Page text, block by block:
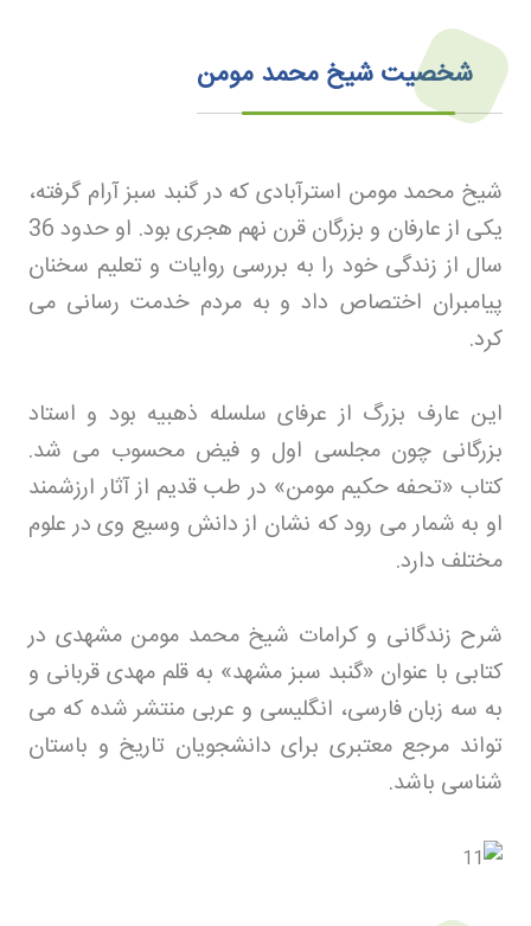
شخصیت شیخ محمد مومن
شیخ محمد مومن استرآبادی که در گنبد سبز آرام گرفته،
یکی از عارفان و بزرگان قرن نهم هجری بود. او حدود 36
سال از زندگی خود را به بررسی روایات و تعلیم سخنان
پیامبران اختصاص داد و به مردم خدمت رسانی می
کرد.
این عارف بزرگ از عرفای سلسله ذهبیه بود و استاد
بزرگانی چون مجلسی اول و فیض محسوب می شد.
کتاب «تحفه حکیم مومن» در طب قدیم از آثار ارزشمند
او به شمار می رود که نشان از دانش وسیع وی در علوم
مختلف دارد.
شرح زندگانی و کرامات شیخ محمد مومن مشهدی در
کتابی با عنوان «گنبد سبز مشهد» به قلم مهدی قربانی و
به سه زبان فارسی، انگلیسی و عربی منتشر شده که می
تواند مرجع معتبری برای دانشجویان تاریخ و باستان
شناسی باشد.